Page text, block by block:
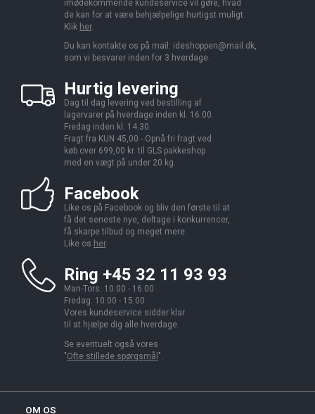
imødekommende kundeservice vil gøre, hvad
de kan for at være behjælpelige hurtigst muligt.
Klik her.
Du kan kontakte os på mail: ideshoppen@mail.dk,
som vi besvarer inden for 3 hverdage.
Hurtig levering
Dag til dag levering ved bestilling af
lagervarer på hverdage inden kl. 16.00.
Fredag inden kl. 14.30.
Fragt fra KUN 45,00 - Opnå fri fragt ved
køb over 699,00 kr. til GLS pakkeshop
med en vægt på under 20 kg.
Facebook
Like os på Facebook og bliv den første til at
få det seneste nye, deltage i konkurrencer,
få skarpe tilbud og meget mere.
Like os her.
Ring +45 32 11 93 93
Man-Tors: 10.00 - 16.00
Fredag: 10.00 - 15.00
Vores kundeservice sidder klar
til at hjælpe dig alle hverdage.
Se eventuelt også vores
"Ofte stillede spørgsmål ".
OM OS